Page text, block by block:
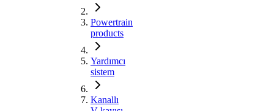
Powertrain
products
Yardımcı
sistem
Kanallı